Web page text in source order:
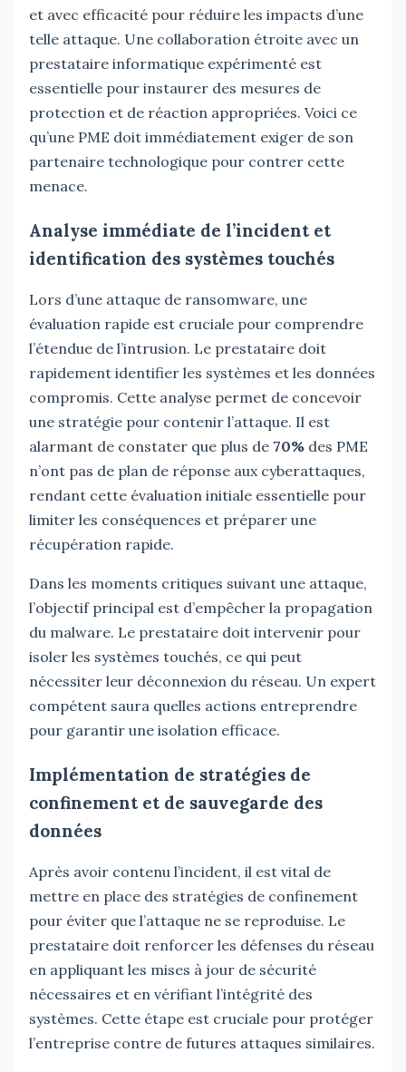
et avec efficacité pour réduire les impacts d’une
telle attaque. Une collaboration étroite avec un
prestataire informatique expérimenté est
essentielle pour instaurer des mesures de
protection et de réaction appropriées. Voici ce
qu’une PME doit immédiatement exiger de son
partenaire technologique pour contrer cette
menace.
Analyse immédiate de l’incident et
identification des systèmes touchés
Lors d’une attaque de ransomware, une
évaluation rapide est cruciale pour comprendre
l’étendue de l’intrusion. Le prestataire doit
rapidement identifier les systèmes et les données
compromis. Cette analyse permet de concevoir
une stratégie pour contenir l’attaque. Il est
alarmant de constater que plus de 70% des PME
n’ont pas de plan de réponse aux cyberattaques,
rendant cette évaluation initiale essentielle pour
limiter les conséquences et préparer une
récupération rapide.
Dans les moments critiques suivant une attaque,
l’objectif principal est d’empêcher la propagation
du malware. Le prestataire doit intervenir pour
isoler les systèmes touchés, ce qui peut
nécessiter leur déconnexion du réseau. Un expert
compétent saura quelles actions entreprendre
pour garantir une isolation efficace.
Implémentation de stratégies de
confinement et de sauvegarde des
données
Après avoir contenu l’incident, il est vital de
mettre en place des stratégies de confinement
pour éviter que l’attaque ne se reproduise. Le
prestataire doit renforcer les défenses du réseau
en appliquant les mises à jour de sécurité
nécessaires et en vérifiant l’intégrité des
systèmes. Cette étape est cruciale pour protéger
l’entreprise contre de futures attaques similaires.